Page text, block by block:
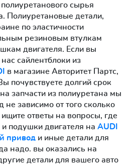
сырья
Полиуретановые детали,
по эластичности
резиновым втулкам
двигателя. Если вы
сайлентблоки из
в магазине Авторитет Партс,
почувствуете долгий срок
запчасти из полиуретана мы
не зависимо от того сколько
ответы на вопросы, где
и подушки двигателя на AUDI
привод и иные детали для
надо. вы оказались на
детали для вашего авто